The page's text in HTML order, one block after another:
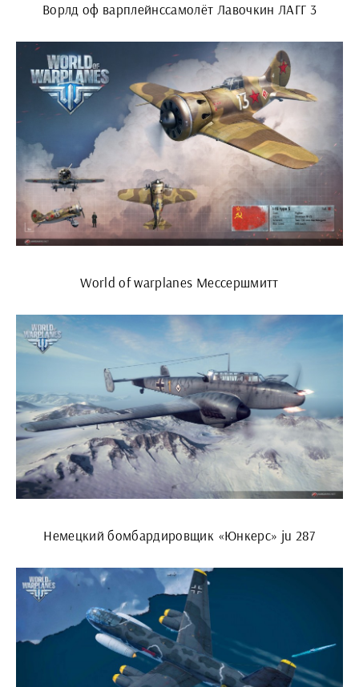
Ворлд оф варплейнссамолёт Лавочкин ЛАГГ 3
World of warplanes Мессершмитт
Немецкий бомбардировщик «Юнкерс» ju 287